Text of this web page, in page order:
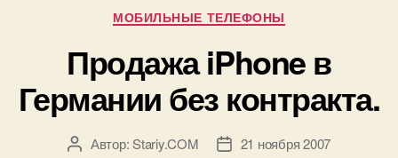
Рубрики
МОБИЛЬНЫЕ ТЕЛЕФОНЫ
Продажа iPhone в
Германии без контракта.
АвторАвтор:Stariy.COM
Дата21 ноября 2007